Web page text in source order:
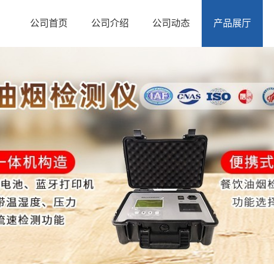
公司首页 公司介绍 公司动态 产品展厅